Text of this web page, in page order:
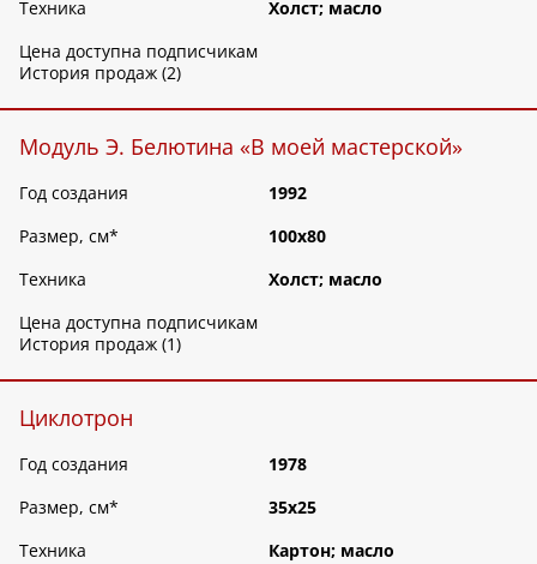
Техника
Холст; масло
Цена доступна подписчикам
История продаж (2)
Модуль Э. Белютина «В моей мастерской»
Год создания
1992
Размер, см*
100х80
Техника
Холст; масло
Цена доступна подписчикам
История продаж (1)
Циклотрон
Год создания
1978
Размер, см*
35х25
Техника
Картон; масло